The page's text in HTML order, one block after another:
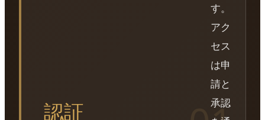
認証
す。
アク
セス
は申
請と
承認